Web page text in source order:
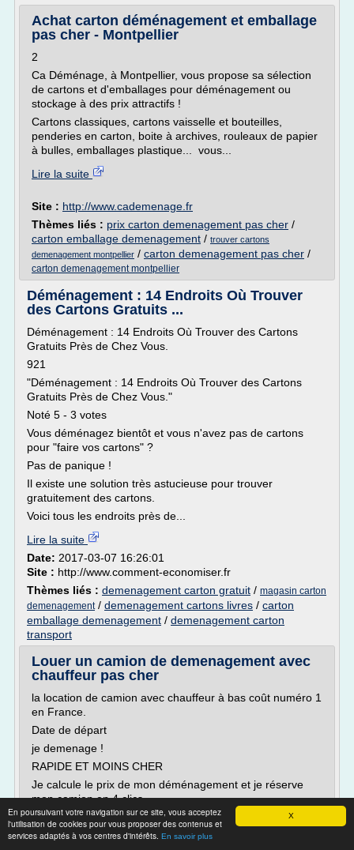
X
En poursuivant votre navigation sur ce site, vous acceptez
l'utilisation de cookies pour vous proposer des contenus et
services adaptés à vos centres d'intérêts. En savoir plus
Achat carton déménagement et emballage
pas cher - Montpellier
2
Ca Déménage, à Montpellier, vous propose sa sélection
de cartons et d'emballages pour déménagement ou
stockage à des prix attractifs !
Cartons classiques, cartons vaisselle et bouteilles,
penderies en carton, boite à archives, rouleaux de papier
à bulles, emballages plastique... vous...
Lire la suite
Site : http://www.cademenage.fr
Thèmes liés : prix carton demenagement pas cher /
carton emballage demenagement / trouver cartons
demenagement montpellier / carton demenagement pas cher /
carton demenagement montpellier
Déménagement : 14 Endroits Où Trouver
des Cartons Gratuits ...
Déménagement : 14 Endroits Où Trouver des Cartons
Gratuits Près de Chez Vous.
921
"Déménagement : 14 Endroits Où Trouver des Cartons
Gratuits Près de Chez Vous."
Noté 5 - 3 votes
Vous déménagez bientôt et vous n'avez pas de cartons
pour "faire vos cartons" ?
Pas de panique !
Il existe une solution très astucieuse pour trouver
gratuitement des cartons.
Voici tous les endroits près de...
Lire la suite
Date: 2017-03-07 16:26:01
Site : http://www.comment-economiser.fr
Thèmes liés : demenagement carton gratuit / magasin carton
demenagement/ demenagement cartons livres / carton
emballage demenagement / demenagement carton
transport
Louer un camion de demenagement avec
chauffeur pas cher
la location de camion avec chauffeur à bas coût numéro 1
en France.
Date de départ
je demenage !
RAPIDE ET MOINS CHER
Je calcule le prix de mon déménagement et je réserve
mon camion en 4 clics.
near_me
Mon trajet